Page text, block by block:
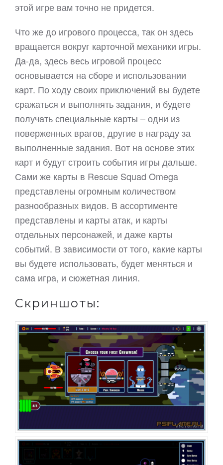
этой игре вам точно не придется.
Что же до игрового процесса, так он здесь
вращается вокруг карточной механики игры.
Да-да, здесь весь игровой процесс
основывается на сборе и использовании
карт. По ходу своих приключений вы будете
сражаться и выполнять задания, и будете
получать специальные карты – одни из
поверженных врагов, другие в награду за
выполненные задания. Вот на основе этих
карт и будут строить события игры дальше.
Сами же карты в Rescue Squad Omega
представлены огромным количеством
разнообразных видов. В ассортименте
представлены и карты атак, и карты
отдельных персонажей, и даже карты
событий. В зависимости от того, какие карты
вы будете использовать, будет меняться и
сама игра, и сюжетная линия.
Скриншоты: